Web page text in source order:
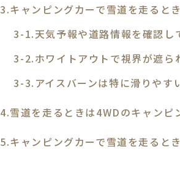
キャンピングカーで雪道を走ると
天気予報や道路情報を確認し
ホワイトアウトで視界が遮ら
アイスバーンは特に滑りやす
雪道を走るときは4WDのキャンピ
キャンピングカーで雪道を走ると